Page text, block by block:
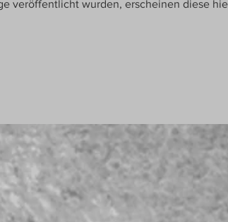
veröffentlicht wurden, erscheinen diese